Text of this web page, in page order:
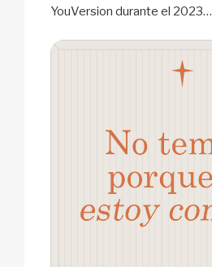
YouVersion durante el 2023…